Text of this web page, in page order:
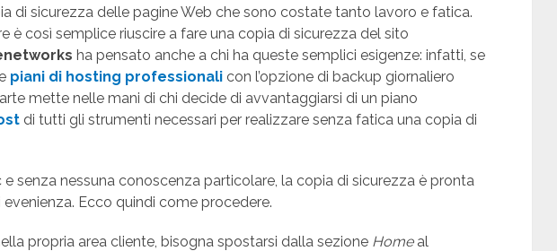
di sicurezza delle pagine Web che sono costate tanto lavoro e fatica.
è così semplice riuscire a fare una copia di sicurezza del sito
ha pensato anche a chi ha queste semplici esigenze: infatti, se
piani di hosting professionali con l’opzione di backup giornaliero
mette nelle mani di chi decide di avvantaggiarsi di un piano
di tutti gli strumenti necessari per realizzare senza fatica una copia di
senza nessuna conoscenza particolare, la copia di sicurezza è pronta
Ecco quindi come procedere.
propria area cliente, bisogna spostarsi dalla sezione Homeal